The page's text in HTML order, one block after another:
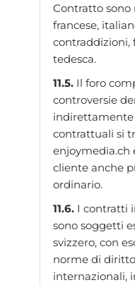
Contratto sono
francese,
contraddizioni,
tedesca.
11.5. Il foro
controversie
contrattuali si
enjoymedia.ch
cliente anche
ordinario.
11.6. I contratti
sono soggetti
svizzero, con
norme di
internazionali,